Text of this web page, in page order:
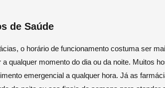
de Saúde
o horário de funcionamento costuma ser
qualquer momento do dia ou da noite. Muitos
emergencial a qualquer hora. Já as